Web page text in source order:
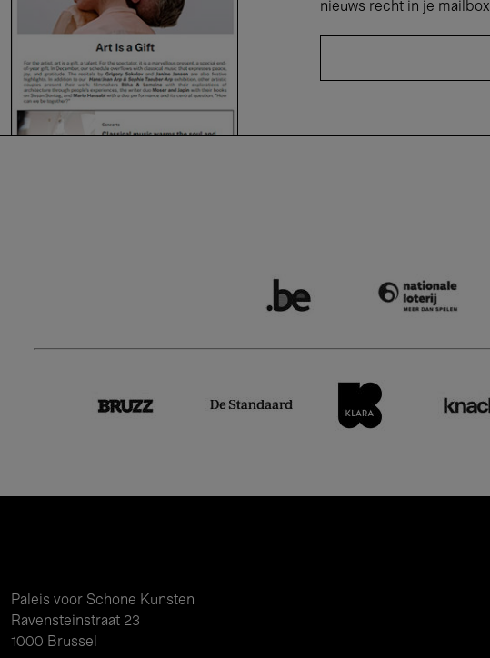
nieuws recht in je mailbox
Paleis voor Schone Kunsten
Ravensteinstraat 23
1000 Brussel